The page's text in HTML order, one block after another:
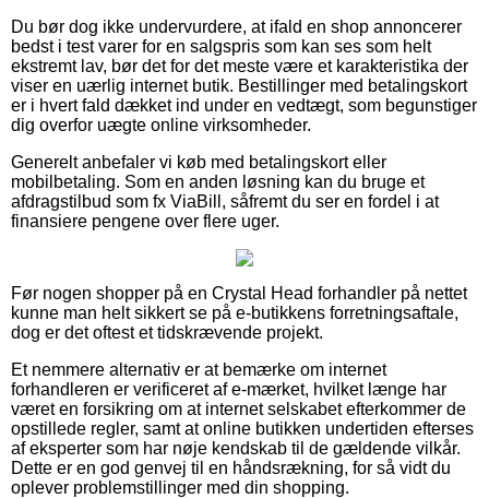
Du bør dog ikke undervurdere, at ifald en shop annoncerer
bedst i test varer for en salgspris som kan ses som helt
ekstremt lav, bør det for det meste være et karakteristika der
viser en uærlig internet butik. Bestillinger med betalingskort
er i hvert fald dækket ind under en vedtægt, som begunstiger
dig overfor uægte online virksomheder.
Generelt anbefaler vi køb med betalingskort eller
mobilbetaling. Som en anden løsning kan du bruge et
afdragstilbud som fx ViaBill, såfremt du ser en fordel i at
finansiere pengene over flere uger.
Før nogen shopper på en Crystal Head forhandler på nettet
kunne man helt sikkert se på e-butikkens forretningsaftale,
dog er det oftest et tidskrævende projekt.
Et nemmere alternativ er at bemærke om internet
forhandleren er verificeret af e-mærket, hvilket længe har
været en forsikring om at internet selskabet efterkommer de
opstillede regler, samt at online butikken undertiden efterses
af eksperter som har nøje kendskab til de gældende vilkår.
Dette er en god genvej til en håndsrækning, for så vidt du
oplever problemstillinger med din shopping.